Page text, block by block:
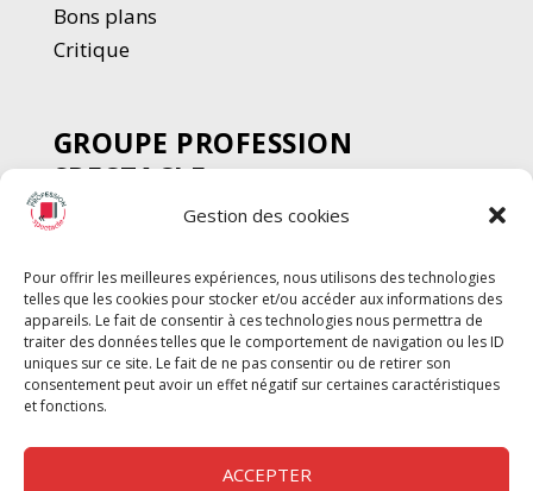
Gestion des cookies
Pour offrir les meilleures expériences, nous utilisons des technologies
telles que les cookies pour stocker et/ou accéder aux informations des
appareils. Le fait de consentir à ces technologies nous permettra de
traiter des données telles que le comportement de navigation ou les ID
uniques sur ce site. Le fait de ne pas consentir ou de retirer son
consentement peut avoir un effet négatif sur certaines caractéristiques
et fonctions.
ACCEPTER
Bons plans
Critique
GROUPE PROFESSION
SPECTACLE
Chèque Intermittents
Chèque Compta
Chèque Emploi Spectacle
G-Pods
Profession Audio-visuel